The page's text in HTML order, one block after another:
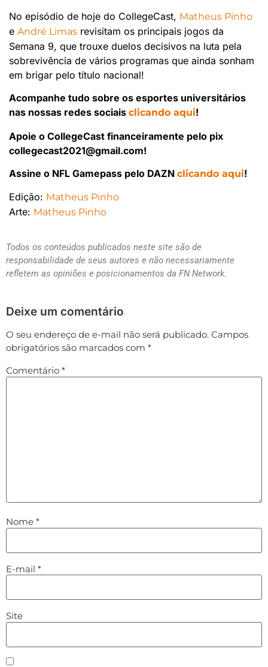
No episódio de hoje do CollegeCast, Matheus Pinho
e André Limas revisitam os principais jogos da
Semana 9, que trouxe duelos decisivos na luta pela
sobrevivência de vários programas que ainda sonham
em brigar pelo título nacional!
Acompanhe tudo sobre os esportes universitários
nas nossas redes sociais clicando aqui!
Apoie o CollegeCast financeiramente pelo pix
collegecast2021@gmail.com!
Assine o NFL Gamepass pelo DAZN clicando aqui!
Edição: Matheus Pinho
Arte: Matheus Pinho
Todos os conteúdos publicados neste site são de
responsabilidade de seus autores e não necessariamente
refletem as opiniões e posicionamentos da FN Network.
Deixe um comentário
O seu endereço de e-mail não será publicado. Campos
obrigatórios são marcados com *
Comentário *
Nome *
E-mail *
Site